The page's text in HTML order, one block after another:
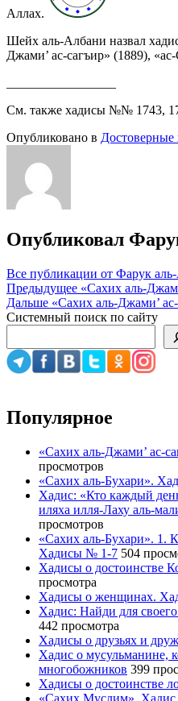
Аллах.
Шейх аль-Албани назвал
Джами’ ас-сагъир» (1889),
См. также хадисы №№ 1743,
Опубликовано в Достоверные
Опубликовал
Все публикации от Фарук
Навигация
по
Предыдущее «Сахих аль-
Дальше «Сахих аль-Джами’
Системный поиск по сайту
Популярное
«Сахих аль-Джами’ ас-
просмотров
«Сахих аль-Бухари».
Хадис: «Кто каждый
иляха илля-Лаху аль-
просмотров
«Сахих аль-Бухари». 1.
Хадисы № 1-7 504
Хадисы о достоинстве
просмотра
Хадисы о женщинах.
Хадис: Найди для
442 просмотра
Хадисы о друзьях и
Хадис о мусульманине,
многобожников 399
Хадисы о достоинстве